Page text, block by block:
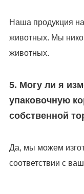
Наша продукция на
животных. Мы
животных.
5. Могу ли я
упаковочную
собственной
Да, мы можем
соответствии с